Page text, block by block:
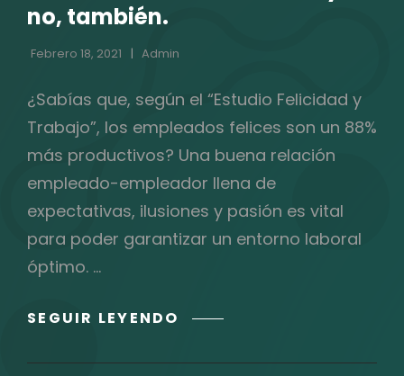
no, también.
Febrero 18, 2021 Admin
¿Sabías que, según el “Estudio Felicidad y
Trabajo”, los empleados felices son un 88%
más productivos? Una buena relación
empleado-empleador llena de
expectativas, ilusiones y pasión es vital
para poder garantizar un entorno laboral
óptimo. …
SEGUIR LEYENDO ¿AÚN
EN